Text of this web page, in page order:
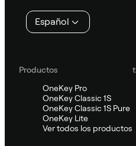
página
Español
Productos
OneKey Pro
OneKey Classic 1S
OneKey Classic 1S Pure
OneKey Lite
Ver todos los productos